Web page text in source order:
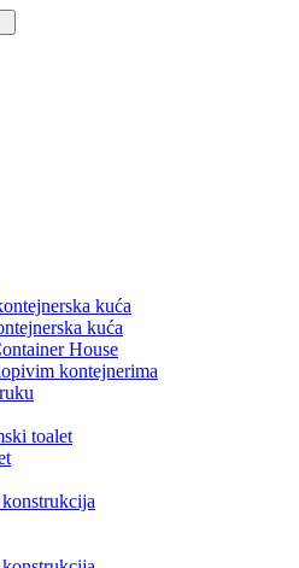
kuća
kuća
House
kontejnerima
toalet